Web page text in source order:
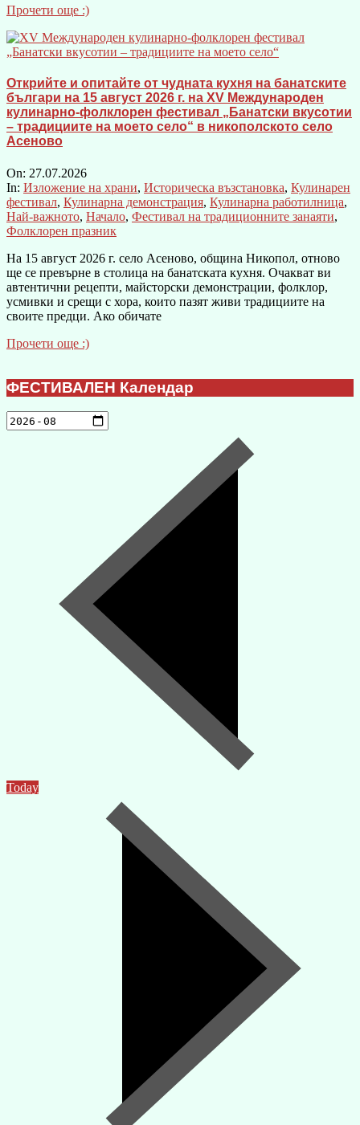
Прочети още :)
Открийте и опитайте от чудната кухня на банатските
българи на 15 август 2026 г. на XV Международен
кулинарно-фолклорен фестивал „Банатски вкусотии
– традициите на моето село“ в никополското село
Асеново
On: 27.07.2026
In: Изложение на храни, Историческа възстановка, Кулинарен
фестивал, Кулинарна демонстрация, Кулинарна работилница,
Най-важното, Начало, Фестивал на традиционните занаяти,
Фолклорен празник
На 15 август 2026 г. село Асеново, община Никопол, отново
ще се превърне в столица на банатската кухня. Очакват ви
автентични рецепти, майсторски демонстрации, фолклор,
усмивки и срещи с хора, които пазят живи традициите на
своите предци. Ако обичате
Прочети още :)
ФЕСТИВАЛЕН Календар
Today